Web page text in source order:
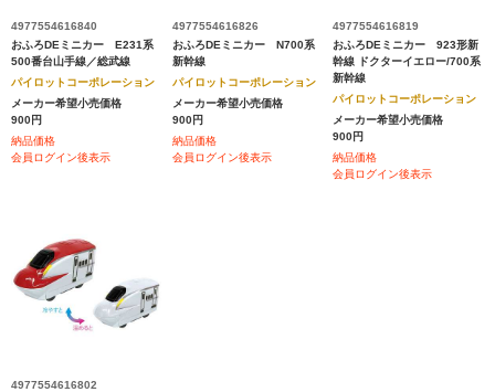
4977554616840
おふろDEミニカー E231系
500番台山手線／総武線
パイロットコーポレーション
メーカー希望小売価格
900円
納品価格
会員ログイン後表示
4977554616826
おふろDEミニカー N700系
新幹線
パイロットコーポレーション
メーカー希望小売価格
900円
納品価格
会員ログイン後表示
4977554616819
おふろDEミニカー 923形新
幹線 ドクターイエロー/700系
新幹線
パイロットコーポレーション
メーカー希望小売価格
900円
納品価格
会員ログイン後表示
4977554616802